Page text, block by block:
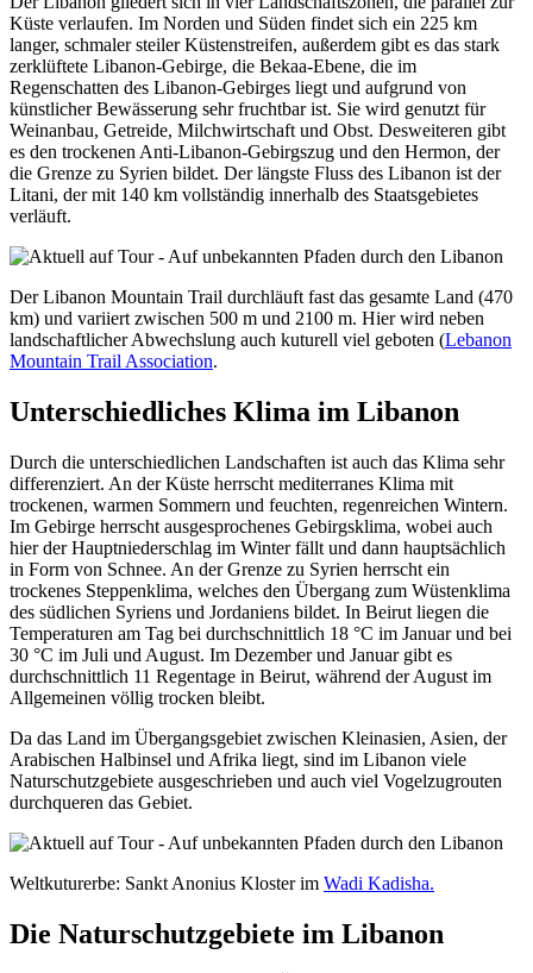
Küste verlaufen. Im Norden und Süden findet sich ein 225 km
langer, schmaler steiler Küstenstreifen, außerdem gibt es das stark
zerklüftete Libanon-Gebirge, die Bekaa-Ebene, die im
Regenschatten des Libanon-Gebirges liegt und aufgrund von
künstlicher Bewässerung sehr fruchtbar ist. Sie wird genutzt für
Weinanbau, Getreide, Milchwirtschaft und Obst. Desweiteren gibt
es den trockenen Anti-Libanon-Gebirgszug und den Hermon, der
die Grenze zu Syrien bildet. Der längste Fluss des Libanon ist der
Litani, der mit 140 km vollständig innerhalb des Staatsgebietes
verläuft.
Der Libanon Mountain Trail durchläuft fast das gesamte Land (470
km) und variiert zwischen 500 m und 2100 m. Hier wird neben
landschaftlicher Abwechslung auch kuturell viel geboten (Lebanon
Mountain Trail Association.
Unterschiedliches Klima im Libanon
Durch die unterschiedlichen Landschaften ist auch das Klima sehr
differenziert. An der Küste herrscht mediterranes Klima mit
trockenen, warmen Sommern und feuchten, regenreichen Wintern.
Im Gebirge herrscht ausgesprochenes Gebirgsklima, wobei auch
hier der Hauptniederschlag im Winter fällt und dann hauptsächlich
in Form von Schnee. An der Grenze zu Syrien herrscht ein
trockenes Steppenklima, welches den Übergang zum Wüstenklima
des südlichen Syriens und Jordaniens bildet. In Beirut liegen die
Temperaturen am Tag bei durchschnittlich 18 °C im Januar und bei
30 °C im Juli und August. Im Dezember und Januar gibt es
durchschnittlich 11 Regentage in Beirut, während der August im
Allgemeinen völlig trocken bleibt.
Da das Land im Übergangsgebiet zwischen Kleinasien, Asien, der
Arabischen Halbinsel und Afrika liegt, sind im Libanon viele
Naturschutzgebiete ausgeschrieben und auch viel Vogelzugrouten
durchqueren das Gebiet.
Weltkuturerbe: Sankt Anonius Kloster im Wadi Kadisha.
Die Naturschutzgebiete im Libanon